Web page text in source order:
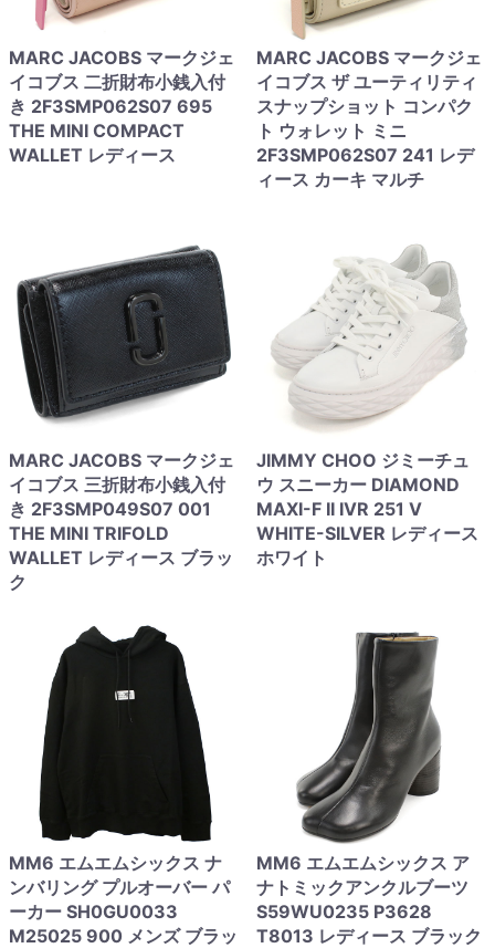
MARC JACOBS マークジェ
イコブス 二折財布小銭入付
き 2F3SMP062S07 695
THE MINI COMPACT
WALLET レディース
MARC JACOBS マークジェ
イコブス ザ ユーティリティ
スナップショット コンパク
ト ウォレット ミニ
2F3SMP062S07 241 レデ
ィース カーキ マルチ
MARC JACOBS マークジェ
イコブス 三折財布小銭入付
き 2F3SMP049S07 001
THE MINI TRIFOLD
WALLET レディース ブラッ
ク
JIMMY CHOO ジミーチュ
ウ スニーカー DIAMOND
MAXI-F II IVR 251 V
WHITE-SILVER レディース
ホワイト
MM6 エムエムシックス ナ
ンバリング プルオーバー パ
ーカー SH0GU0033
M25025 900 メンズ ブラッ
MM6 エムエムシックス ア
ナトミックアンクルブーツ
S59WU0235 P3628
T8013 レディース ブラック